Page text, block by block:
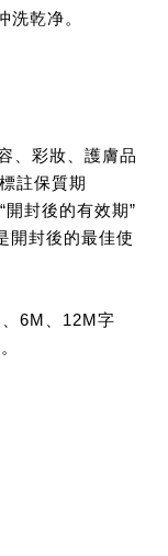
洗乾净。
、彩妝、護膚品
註保質期
封後的有效期”
開封後的最佳使
6M、12M字